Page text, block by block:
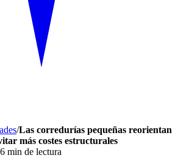
/Las corredurías pequeñas reorientan
más costes estructurales
6 min de lectura